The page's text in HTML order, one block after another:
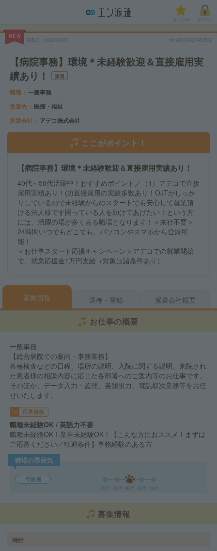
気になる!
NEW
No.ADCWA01450839
【病院事務】環境＊未経験歓迎＆直接雇用実
績あり！
派遣
職種
一般事務
派遣先
医療・福祉
派遣会社
アデコ株式会社
ここがポイント！
【病院事務】環境＊未経験歓迎＆直接雇用実績あり！
40代～50代活躍中！おすすめポイント／（1）アデコで直接
雇用実績あり！(2)直接雇用の実績多数あり！OJTがしっか
りしているので未経験からのスタートでも安心して就業頂
ける法人様です困っている人を助けてあげたい！という方
には、活躍の場が多くある職場となります！＜来社不要＞
24時間いつでもどこでも、パソコンやスマホから登録可
能！
＜お仕事スタート応援キャンペーン＞アデコでの就業開始
で、就業応援金1万円支給（対象は諸条件あり）
募集情報 選考・登録 派遣会社概要
お仕事の概要
一般事務
【総合病院での案内・事務業務】
各種検査などの日程、場所の説明、入院に関する説明、来院され
た患者様の相談内容に応じた各部署へのご案内等のお仕事です。
そのほか、データ入力・監理、書類出力、電話取次業務等をお任
せいたします。
応募資格
職種未経験OK / 英語力不要
職種未経験OK！業界未経験OK！【こんな方におススメ！まずは
ご応募ください／歓迎条件】事務経験のある方
職場の雰囲気
年齢層
募集情報
時給